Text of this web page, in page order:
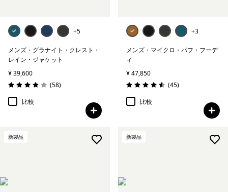
+5
メンズ・グラナイト・クレスト・
レイン・ジャケット
¥ 39,600
評価: 3.9 / 5
(58レビュー
)
比較
+3
メンズ・マイクロ・パフ・フーデ
ィ
¥ 47,850
評価: 4.6 / 5
(45レビュー
)
比較
新製品 新製品